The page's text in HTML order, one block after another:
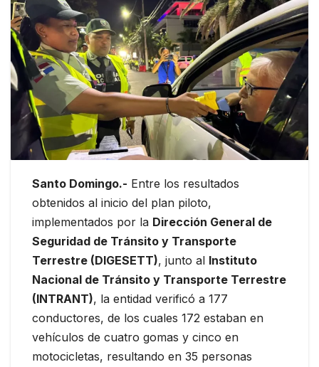
Santo Domingo.- Entre los resultados
obtenidos al inicio del plan piloto,
implementados por la Dirección General de
Seguridad de Tránsito y Transporte
Terrestre (DIGESETT), junto al Instituto
Nacional de Tránsito y Transporte Terrestre
(INTRANT), la entidad verificó a 177
conductores, de los cuales 172 estaban en
vehículos de cuatro gomas y cinco en
motocicletas, resultando en 35 personas